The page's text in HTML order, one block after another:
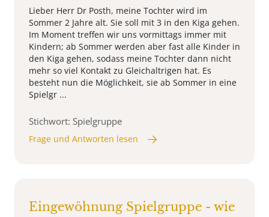
Lieber Herr Dr Posth, meine Tochter wird im
Sommer 2 Jahre alt. Sie soll mit 3 in den Kiga gehen.
Im Moment treffen wir uns vormittags immer mit
Kindern; ab Sommer werden aber fast alle Kinder in
den Kiga gehen, sodass meine Tochter dann nicht
mehr so viel Kontakt zu Gleichaltrigen hat. Es
besteht nun die Möglichkeit, sie ab Sommer in eine
Spielgr ...
Stichwort: Spielgruppe
Frage und Antworten lesen
Eingewöhnung Spielgruppe - wie